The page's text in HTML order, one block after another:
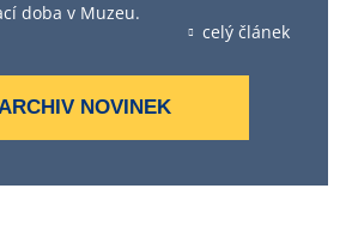
doba v Muzeu.
celý článek
NOVINEK